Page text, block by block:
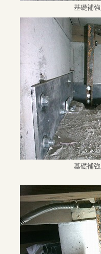
基礎補強
基礎補強